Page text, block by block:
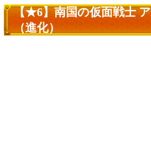
【★6】南国の仮面戦士
（進化）